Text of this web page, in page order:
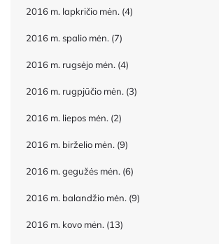
2016 m. lapkričio mėn. (4)
2016 m. spalio mėn. (7)
2016 m. rugsėjo mėn. (4)
2016 m. rugpjūčio mėn. (3)
2016 m. liepos mėn. (2)
2016 m. birželio mėn. (9)
2016 m. gegužės mėn. (6)
2016 m. balandžio mėn. (9)
2016 m. kovo mėn. (13)